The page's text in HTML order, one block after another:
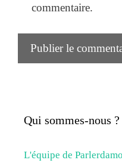
commentaire.
Qui sommes-nous ?
L'équipe de